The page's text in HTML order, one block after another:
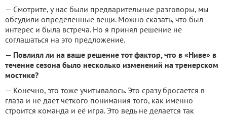
— Смотрите, у нас были предварительные разговоры, мы
обсудили определённые вещи. Можно сказать, что был
интерес и была встреча. Но я принял решение не
соглашаться на это предложение.
— Повлиял ли на ваше решение тот фактор, что в «Ниве» в
течение сезона было несколько изменений на тренерском
мостике?
— Конечно, это тоже учитывалось. Это сразу бросается в
глаза и не даёт чёткого понимания того, как именно
строится команда и её игра. Это ведь не делается так